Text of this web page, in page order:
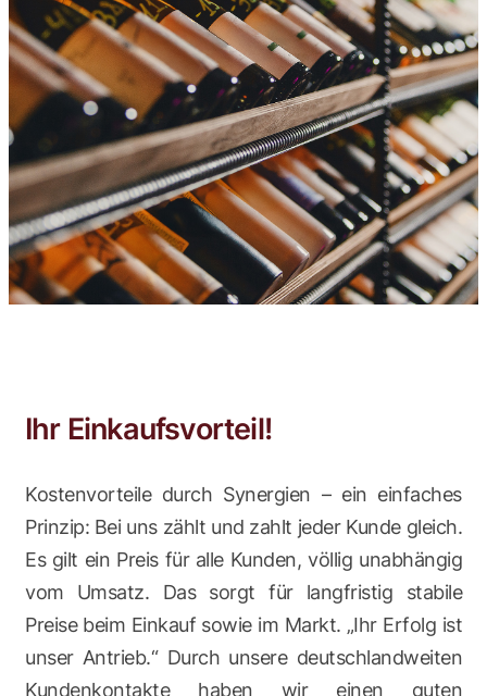
Ihr Einkaufsvorteil!
Kostenvorteile durch Synergien – ein einfaches
Prinzip: Bei uns zählt und zahlt jeder Kunde gleich.
Es gilt ein Preis für alle Kunden, völlig unabhängig
vom Umsatz. Das sorgt für langfristig stabile
Preise beim Einkauf sowie im Markt. „Ihr Erfolg ist
unser Antrieb.“ Durch unsere deutschlandweiten
Kundenkontakte haben wir einen guten